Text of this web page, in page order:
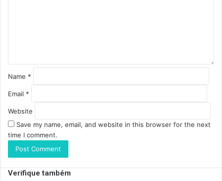
Name *
Email *
Website
Save my name, email, and website in this browser for the next
time I comment.
Verifique também